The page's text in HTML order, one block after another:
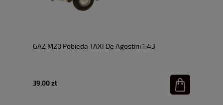
GAZ M20 Pobieda TAXI De Agostini 1:43
39,00 zł